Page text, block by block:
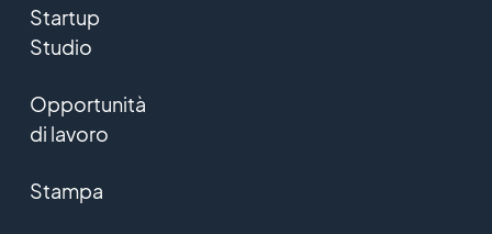
Startup
Studio
Opportunità
di lavoro
Stampa